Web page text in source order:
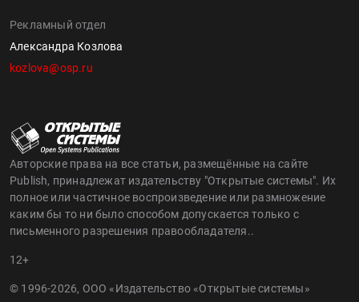
Рекламный отдел
Александра Козлова
kozlova@osp.ru
Авторские права на все статьи, размещённые на сайте
Publish, принадлежат издательству "Открытые системы". Их
полное или частичное воспроизведение или размножение
каким бы то ни было способом допускается только с
письменного разрешения правообладателя..
12+
© 1996-2026, ООО «Издательство «Открытые системы»